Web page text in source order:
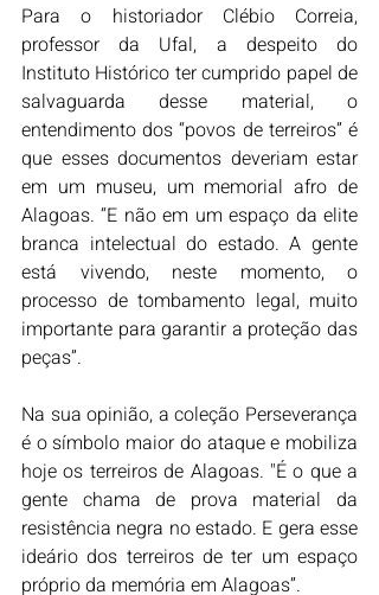
Para o historiador Clébio Correia,
professor da Ufal, a despeito do
Instituto Histórico ter cumprido papel de
salvaguarda desse material, o
entendimento dos “povos de terreiros” é
que esses documentos deveriam estar
em um museu, um memorial afro de
Alagoas. “E não em um espaço da elite
branca intelectual do estado. A gente
está vivendo, neste momento, o
processo de tombamento legal, muito
importante para garantir a proteção das
peças”.
Na sua opinião, a coleção Perseverança
é o símbolo maior do ataque e mobiliza
hoje os terreiros de Alagoas. "É o que a
gente chama de prova material da
resistência negra no estado. E gera esse
ideário dos terreiros de ter um espaço
próprio da memória em Alagoas”.